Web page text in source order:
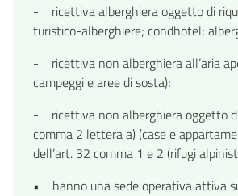
- ricettiva alberghiera oggetto di
turistico-alberghiere; condhotel;
- ricettiva non alberghiera all’aria
campeggi e aree di sosta);
- ricettiva non alberghiera oggetto di
comma 2 lettera a) (case e
dell’art. 32 comma 1 e 2 (rifugi
• hanno una sede operativa attiva